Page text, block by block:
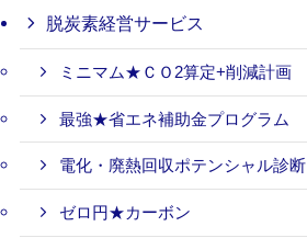
脱炭素経営サービス
ミニマム★ＣＯ2算定+削減計画
最強★省エネ補助金プログラム
電化・廃熱回収ポテンシャル診断
ゼロ円★カーボン